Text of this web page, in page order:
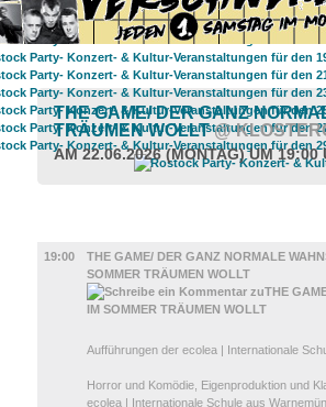
THE GAME/ DER GANZ
TRÄUMEN WOLLT@
AM 22.06.2026 (MONTAG) UM 19:00
19:00
THE GAME/ DER GANZ NORMALE
SOMMER TRÄUMEN WOLLT
Aufführungen der ecolea | Internationale
Horror und Komödie, Eigenproduktion und
ecolea | Internationale Schule aus